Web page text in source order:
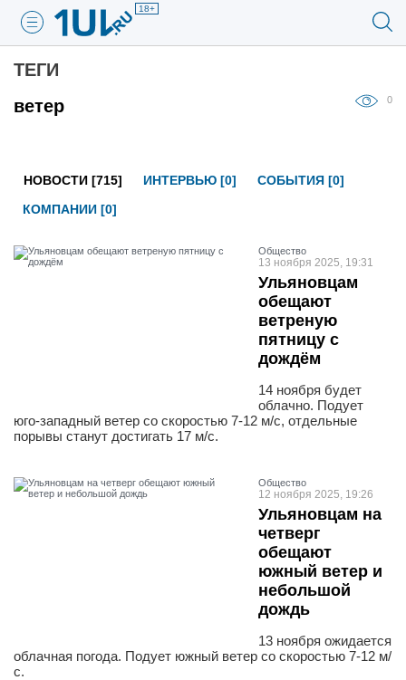
18+
ТЕГИ
ветер
0
НОВОСТИ [715] ИНТЕРВЬЮ [0]
СОБЫТИЯ [0]
КОМПАНИИ [0]
Общество
13 ноября 2025, 19:31
Ульяновцам
обещают
ветреную
пятницу с
дождём
14 ноября будет
облачно. Подует
юго-западный ветер со скоростью 7-12 м/с, отдельные
порывы станут достигать 17 м/с.
Общество
12 ноября 2025, 19:26
Ульяновцам на
четверг
обещают
южный ветер и
небольшой
дождь
13 ноября ожидается
облачная погода. Подует южный ветер со скоростью 7-12 м/
с.